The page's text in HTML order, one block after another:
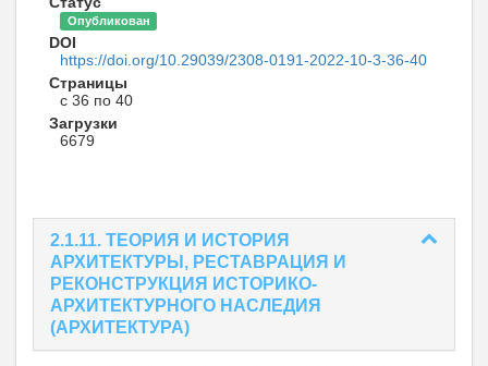
Опубликован
DOI
https://doi.org/10.29039/2308-0191-2022-10-3-36-40
Страницы
с 36 по 40
Загрузки
6679
2.1.11. ТЕОРИЯ И ИСТОРИЯ
АРХИТЕКТУРЫ, РЕСТАВРАЦИЯ И
РЕКОНСТРУКЦИЯ ИСТОРИКО-
АРХИТЕКТУРНОГО НАСЛЕДИЯ
(АРХИТЕКТУРА)